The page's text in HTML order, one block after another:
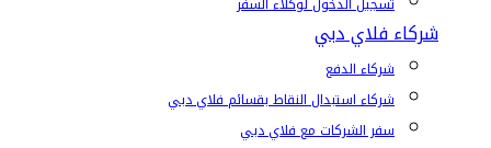
شركاء فلاي دبي
شركاء الدفع
شركاء استبدال النقاط بقسائم فلاي دبي
سفر الشركات مع فلاي دبي